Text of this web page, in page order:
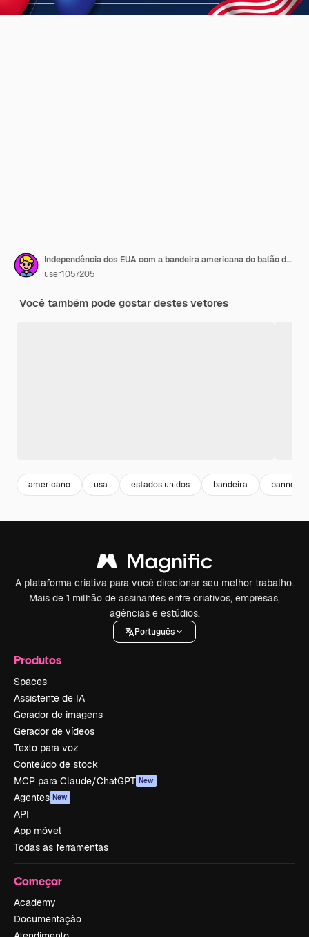
Independência dos EUA com a bandeira americana do balão de hélio a voar. 4 de julho
user1057205
Você também pode gostar destes vetores
americano usa estados unidos bandeira banner
A plataforma criativa para você direcionar seu melhor trabalho.
Mais de 1 milhão de assinantes entre criativos, empresas,
agências e estúdios.
Português
Produtos
Spaces
Assistente de IA
Gerador de imagens
Gerador de vídeos
Texto para voz
Conteúdo de stock
MCP para Claude/ChatGPT New
Agentes New
API
App móvel
Todas as ferramentas
Começar
Academy
Documentação